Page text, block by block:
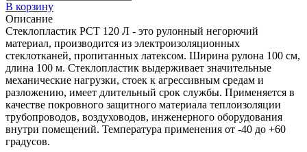
В корзину
Описание
Стеклопластик РСТ 120 Л - это рулонный негорючий
материал, производится из электроизоляционных
стеклотканей, пропитанных латексом. Ширина рулона 100 см,
длина 100 м. Стеклопластик выдерживает значительные
механические нагрузки, стоек к агрессивным средам и
разложению, имеет длительный срок службы. Применяется в
качестве покровного защитного материала теплоизоляции
трубопроводов, воздуховодов, инженерного оборудования
внутри помещений. Температура применения от -40 до +60
градусов.